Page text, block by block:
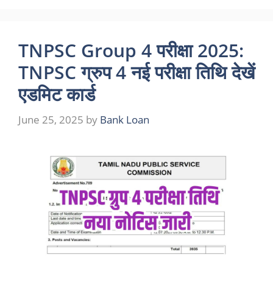
TNPSC Group 4 परीक्षा 2025:
TNPSC ग्रुप 4 नई परीक्षा तिथि देखें
एडमिट कार्ड
June 25, 2025 by Bank Loan